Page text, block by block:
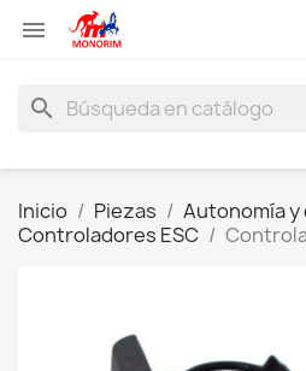

search
Inicio Piezas
Autonomía
Controladores ESC